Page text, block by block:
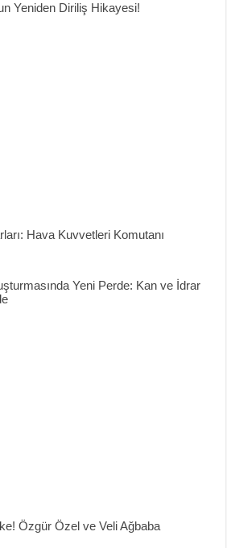
Yeniden Diriliş Hikayesi!
Hava Kuvvetleri Komutanı
Yeni Perde: Kan ve İdrar
Özgür Özel ve Veli Ağbaba